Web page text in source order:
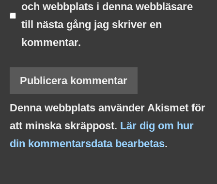
och webbplats i denna webbläsare
till nästa gång jag skriver en
kommentar.
Denna webbplats använder Akismet för
att minska skräppost. Lär dig om hur
din kommentarsdata bearbetas.